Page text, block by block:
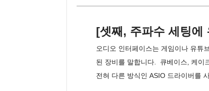
[셋째, 주파수 세팅에
오디오 인터페이스는 게임이나 유튜
된 장비를 말합니다.  큐베이스, 케이
전혀 다른 방식인 ASIO 드라이버를